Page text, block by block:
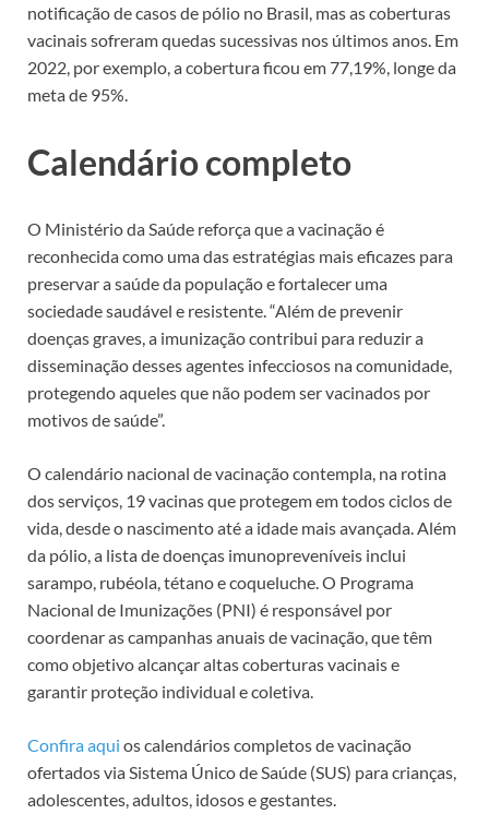
notificação de casos de pólio no Brasil, mas as coberturas
vacinais sofreram quedas sucessivas nos últimos anos. Em
2022, por exemplo, a cobertura ficou em 77,19%, longe da
meta de 95%.
Calendário completo
O Ministério da Saúde reforça que a vacinação é
reconhecida como uma das estratégias mais eficazes para
preservar a saúde da população e fortalecer uma
sociedade saudável e resistente. “Além de prevenir
doenças graves, a imunização contribui para reduzir a
disseminação desses agentes infecciosos na comunidade,
protegendo aqueles que não podem ser vacinados por
motivos de saúde”.
O calendário nacional de vacinação contempla, na rotina
dos serviços, 19 vacinas que protegem em todos ciclos de
vida, desde o nascimento até a idade mais avançada. Além
da pólio, a lista de doenças imunopreveníveis inclui
sarampo, rubéola, tétano e coqueluche. O Programa
Nacional de Imunizações (PNI) é responsável por
coordenar as campanhas anuais de vacinação, que têm
como objetivo alcançar altas coberturas vacinais e
garantir proteção individual e coletiva.
Confira aqui os calendários completos de vacinação
ofertados via Sistema Único de Saúde (SUS) para crianças,
adolescentes, adultos, idosos e gestantes.